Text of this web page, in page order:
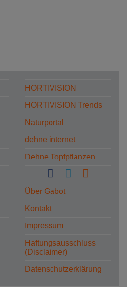
HORTIVISION
HORTIVISION Trends
Naturportal
dehne internet
Dehne Topfpflanzen
Über Gabot
Kontakt
Impressum
Haftungsausschluss
(Disclaimer)
Datenschutzerklärung